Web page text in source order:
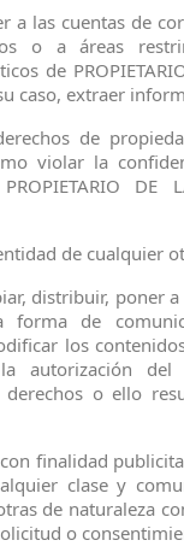
a las cuentas de
o a áreas
de
caso, extraer
de
violar la
de cualquier
distribuir, poner
forma de
los
autorización
derechos o ello
con finalidad
clase y
de naturaleza
o